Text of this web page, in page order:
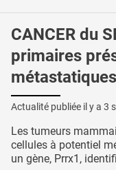
CANCER du
primaires
métastatiques
Actualité publiée il y a 3
Les tumeurs
cellules à potentiel
un gène, Prrx1,